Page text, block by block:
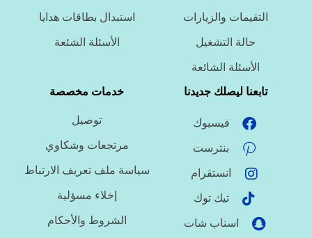
التقيمات والزيارات
حالة التشغيل
الأسئلة الشائعة
استبدال بطاقات هدايا
الأسئلة الشئعة
تابعنا ليصلك جديدنا
فيسبوك
بنترست
انستقرام
تيك توك
اسناب شات
خدمات مخصصة
توصيل
مرتجعات وشكاوي
سياسة ملف تعريف الارتباط
إخلاء مسؤلية
الشروط والأحكام
ما نوع الملف؟
ما درجة الاستعجال؟
هل تحتاج تنسيقًا أو توثيق مراجع؟